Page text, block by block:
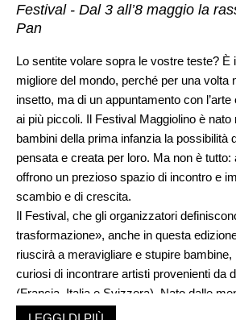
Festival - Dal 3 all’8 maggio la
Pan
Lo sentite volare sopra le vostre teste? È
migliore del mondo, perché per una volta
insetto, ma di un appuntamento con
ai più piccoli. Il Festival Maggiolino è nato
bambini della prima infanzia la possibilità
pensata e creata per loro. Ma non è tutto:
offrono un prezioso spazio di incontro e
scambio e di crescita.
Il Festival, che gli organizzatori
trasformazione», anche in questa
riuscirà a meravigliare e stupire bambine,
curiosi di incontrare artisti provenienti da
(Francia, Italia e Svizzera). Nato dalle
Pan di Lugano, l’appuntamento con l’arte